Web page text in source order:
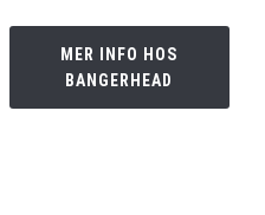
MER INFO HOS
BANGERHEAD